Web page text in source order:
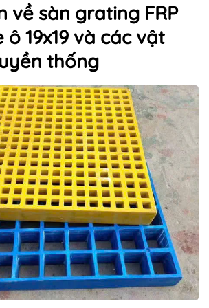
về sàn grating FRP
19x19 và các vật
thống